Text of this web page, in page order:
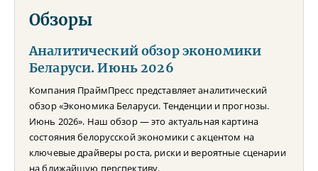
Обзоры
Аналитический обзор экономики
Беларуси. Июнь 2026
Компания ПраймПресс представляет аналитический
обзор «Экономика Беларуси. Тенденции и прогнозы.
Июнь 2026». Наш обзор — это актуальная картина
состояния белорусской экономики с акцентом на
ключевые драйверы роста, риски и вероятные сценарии
на ближайшую перспективу.